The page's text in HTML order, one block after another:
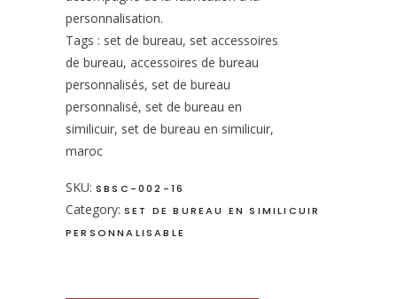
personnalisation.
Tags : set de bureau, set accessoires
de bureau, accessoires de bureau
personnalisés, set de bureau
personnalisé, set de bureau en
similicuir, set de bureau en similicuir,
maroc
SKU: SBSC-002-16
Category: SET DE BUREAU EN SIMILICUIR
PERSONNALISABLE